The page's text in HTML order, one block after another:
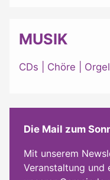
MUSIK
CDs Chöre Orgel
Die Mail zum
Mit unserem
Veranstaltung und